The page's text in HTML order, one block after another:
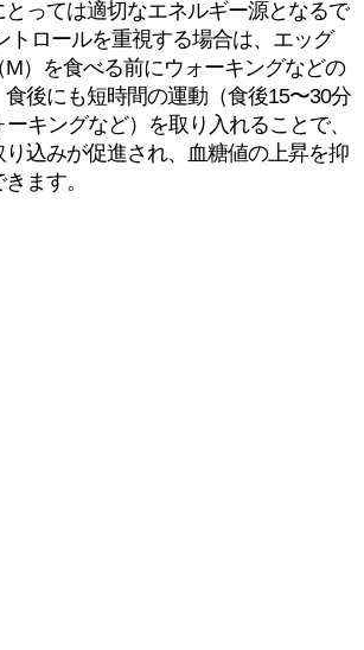
っては適切なエネルギー源となるで
トロールを重視する場合は、エッグ
）を食べる前にウォーキングなどの
後にも短時間の運動（食後15〜30分
キングなど）を取り入れることで、
込みが促進され、血糖値の上昇を抑
ます。